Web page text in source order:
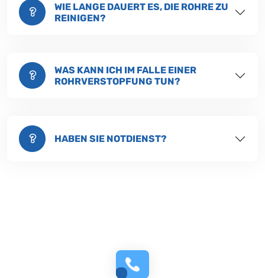
WIE LANGE DAUERT ES, DIE ROHRE ZU
REINIGEN?
WAS KANN ICH IM FALLE EINER
ROHRVERSTOPFUNG TUN?
HABEN SIE NOTDIENST?